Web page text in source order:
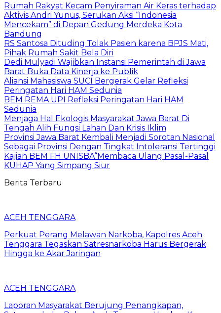
Rumah Rakyat Kecam Penyiraman Air Keras terhadap
Aktivis Andri Yunus, Serukan Aksi “Indonesia
Mencekam” di Depan Gedung Merdeka Kota
Bandung
RS Santosa Dituding Tolak Pasien karena BPJS Mati,
Pihak Rumah Sakit Bela Diri
Dedi Mulyadi Wajibkan Instansi Pemerintah di Jawa
Barat Buka Data Kinerja ke Publik
Aliansi Mahasiswa SUCI Bergerak Gelar Refleksi
Peringatan Hari HAM Sedunia
BEM REMA UPI Refleksi Peringatan Hari HAM
Sedunia
Menjaga Hal Ekologis Masyarakat Jawa Barat Di
Tengah Alih Fungsi Lahan Dan Krisis Iklim
Provinsi Jawa Barat Kembali Menjadi Sorotan Nasional
Sebagai Provinsi Dengan Tingkat Intoleransi Tertinggi
Kajian BEM FH UNISBA“Membaca Ulang Pasal-Pasal
KUHAP Yang Simpang Siur
Berita Terbaru
ACEH TENGGARA
Perkuat Perang Melawan Narkoba, Kapolres Aceh
Tenggara Tegaskan Satresnarkoba Harus Bergerak
Hingga ke Akar Jaringan
ACEH TENGGARA
Laporan Masyarakat Berujung Penangkapan,